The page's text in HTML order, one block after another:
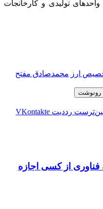
تولیدی و کارخانجات
ارز محمدصادق مفتح
رونوشت
‫رددیت ‫VKontakte
از کسی اجازه